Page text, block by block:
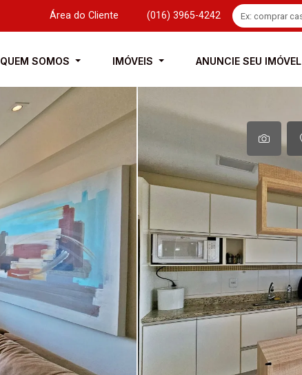
Área do Cliente (016) 3965-4242
QUEM SOMOS IMÓVEIS ANUNCIE SEU IMÓVEL